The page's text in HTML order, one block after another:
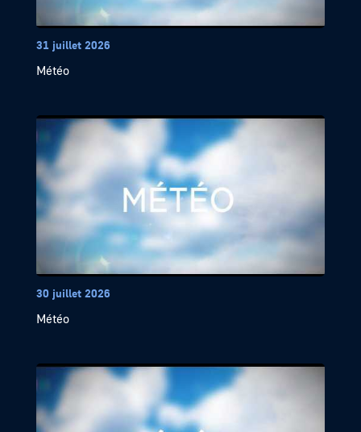
31 juillet 2026
Météo
30 juillet 2026
Météo